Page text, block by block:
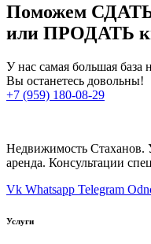
Поможем
или ПРОДАТЬ
У нас самая большая база
Вы останетесь довольны!
+7 (959) 180-08-29
Недвижимость Стаханов.
аренда. Консультации
Vk Whatsapp Telegram
Услуги